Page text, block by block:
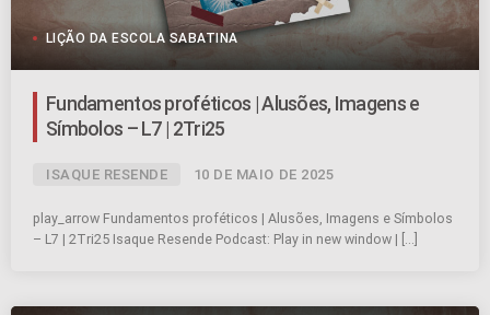
LIÇÃO DA ESCOLA SABATINA
Fundamentos proféticos | Alusões, Imagens e
Símbolos – L7 | 2Tri25
ISAQUE RESENDE 10 DE MAIO DE 2025
play_arrow Fundamentos proféticos | Alusões, Imagens e Símbolos
– L7 | 2Tri25 Isaque Resende Podcast: Play in new window | […]